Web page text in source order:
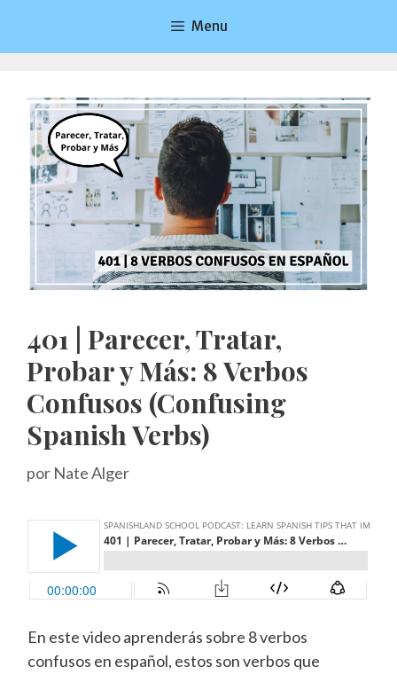
contenido
Menu
401 | Parecer, Tratar,
Probar y Más: 8 Verbos
Confusos (Confusing
Spanish Verbs)
por Nate Alger
En este video aprenderás sobre 8 verbos
confusos en español, estos son verbos que